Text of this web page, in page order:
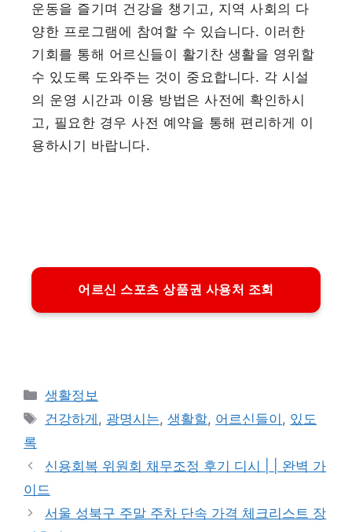
운동을 즐기며 건강을 챙기고, 지역 사회의 다
양한 프로그램에 참여할 수 있습니다. 이러한
기회를 통해 어르신들이 활기찬 생활을 영위할
수 있도록 도와주는 것이 중요합니다. 각 시설
의 운영 시간과 이용 방법은 사전에 확인하시
고, 필요한 경우 사전 예약을 통해 편리하게 이
용하시기 바랍니다.
어르신 스포츠 상품권 사용처 조회
카
테
생활정보
태
건강하게 , 광명시는,생활할, 어르신들이 , 있도
록
신용회복 위원회 채무조정 후기 디시 | | 완벽 가
이드
서울 성북구 주말 주차 단속 가격 체크리스트 장